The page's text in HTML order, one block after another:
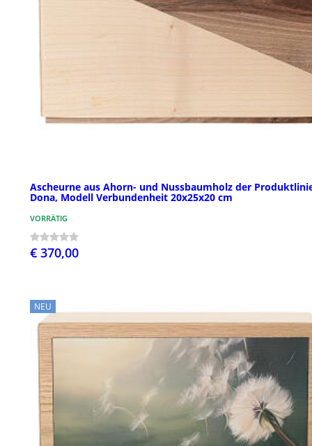
Ascheurne aus Ahorn- und Nussbaumholz der
Dona, Modell Verbundenheit 20x25x20 cm
VORRÄTIG
€ 370,00
NEU